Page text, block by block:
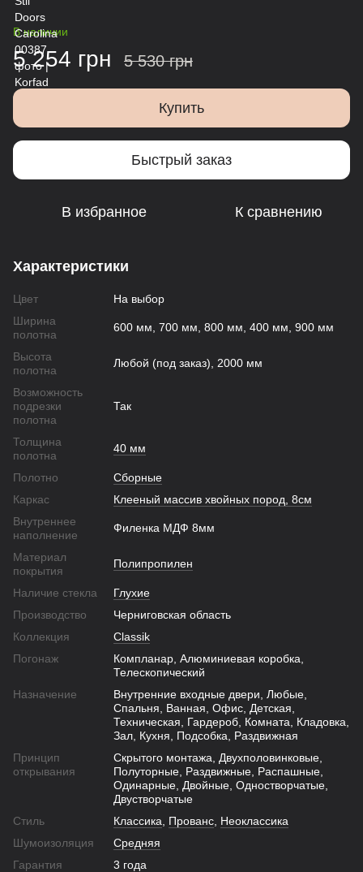
В наличии
5 254 грн 5 530 грн
Купить
Быстрый заказ
В избранное К сравнению
Характеристики
Цвет
На выбор
Ширина
полотна
600 мм, 700 мм, 800 мм, 400 мм, 900 мм
Высота
полотна
Любой (под заказ), 2000 мм
Возможность
подрезки
полотна
Так
Толщина
полотна
40 мм
Полотно
Сборные
Каркас
Клееный массив хвойных пород, 8см
Внутреннее
наполнение
Филенка МДФ 8мм
Материал
покрытия
Полипропилен
Наличие стекла
Глухие
Производство
Черниговская область
Коллекция
Classik
Погонаж
Компланар, Алюминиевая коробка,
Телескопический
Назначение
Внутренние входные двери, Любые,
Спальня, Ванная, Офис, Детская,
Техническая, Гардероб, Комната, Кладовка,
Зал, Кухня, Подсобка, Раздвижная
Принцип
открывания
Скрытого монтажа, Двухполовинковые,
Полуторные, Раздвижные, Распашные,
Одинарные, Двойные, Одностворчатые,
Двустворчатые
Стиль
Классика Прованс Неоклассика
Шумоизоляция
Средняя
Гарантия
3 года